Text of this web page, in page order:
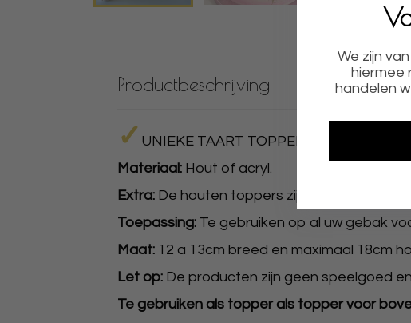
Productbeschrijving
✓ UNIEKE TAART TOPPERS
Materiaal: Hout of acryl.
Extra: De houten toppers zijn klaar voor
Toepassing: Te gebruiken op al uw gebak
Maat: 12 a 13cm breed en maximaal 18cm
Let op: De producten zijn geen speelgoed
Te gebruiken als topper als topper voor
We zijn
hiermee
handelen